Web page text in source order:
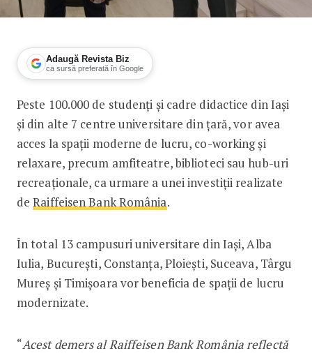
Adaugă Revista Biz
ca sursă preferată în Google
Raiffeisen Bank România contribuie
Peste 100.000 de studenți și cadre didactice din Iași
și din alte 7 centre universitare din țară, vor avea
acces la spații moderne de lucru, co-working și
relaxare, precum amfiteatre, biblioteci sau hub-uri
recreaționale, ca urmare a unei investiții realizate
deRaiffeisen Bank România.
În total 13 campusuri universitare din Iași, Alba
Iulia, București, Constanța, Ploiești, Suceava, Târgu
Mureș și Timișoara vor beneficia de spații de lucru
modernizate.
“Acest demers al Raiffeisen Bank România reflectă